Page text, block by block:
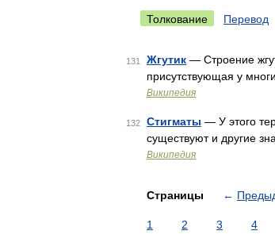
Толкование Перевод
131 Жгутик — Строение
присутствующая у
Википедия
132 Стигматы — У этого
существуют и другие
Википедия
Страницы ←
1 2 3 4